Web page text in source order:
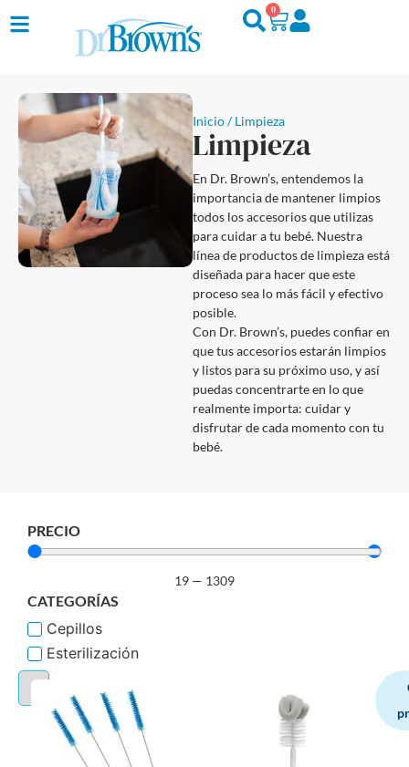
0
Inicio/ Limpieza
Limpieza
En Dr. Brown’s, entendemos la
importancia de mantener limpios
todos los accesorios que utilizas
para cuidar a tu bebé. Nuestra
línea de productos de limpieza está
diseñada para hacer que este
proceso sea lo más fácil y efectivo
posible.
Con Dr. Brown’s, puedes confiar en
que tus accesorios estarán limpios
y listos para su próximo uso, y así
puedas concentrarte en lo que
realmente importa: cuidar y
disfrutar de cada momento con tu
bebé.
PRECIO
19 — 1309
CATEGORÍAS
Cepillos
Esterilización